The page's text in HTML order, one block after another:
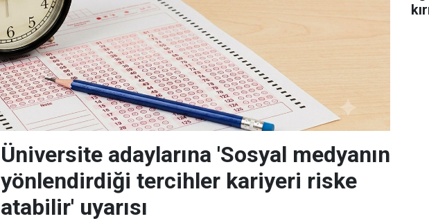
Üniversite adaylarına 'Sosyal medyanın
yönlendirdiği tercihler kariyeri riske
atabilir' uyarısı